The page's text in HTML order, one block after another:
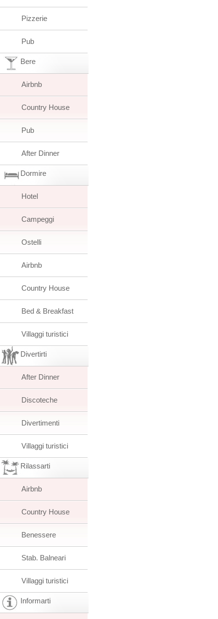
Pizzerie
Pub
Bere
Airbnb
Country House
Pub
After Dinner
Dormire
Hotel
Campeggi
Ostelli
Airbnb
Country House
Bed & Breakfast
Villaggi turistici
Divertirti
After Dinner
Discoteche
Divertimenti
Villaggi turistici
Rilassarti
Airbnb
Country House
Benessere
Stab. Balneari
Villaggi turistici
Informarti